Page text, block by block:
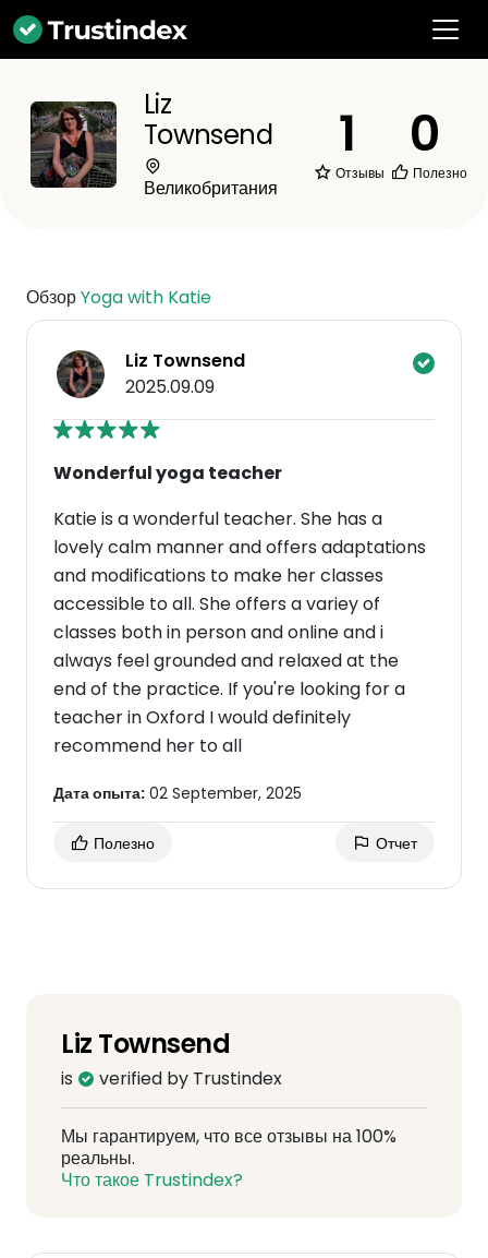
Liz
Townsend
Великобритания
1
Отзывы
0
Полезно
ОбзорYoga with Katie
Liz Townsend
2025.09.09
Wonderful yoga teacher
Katie is a wonderful teacher. She has a
lovely calm manner and offers adaptations
and modifications to make her classes
accessible to all. She offers a variey of
classes both in person and online and i
always feel grounded and relaxed at the
end of the practice. If you're looking for a
teacher in Oxford I would definitely
recommend her to all
Дата опыта: 02 September, 2025
Полезно Отчет
Liz Townsend
is verified by Trustindex
Мы гарантируем, что все отзывы на 100%
реальны.
Что такое Trustindex?